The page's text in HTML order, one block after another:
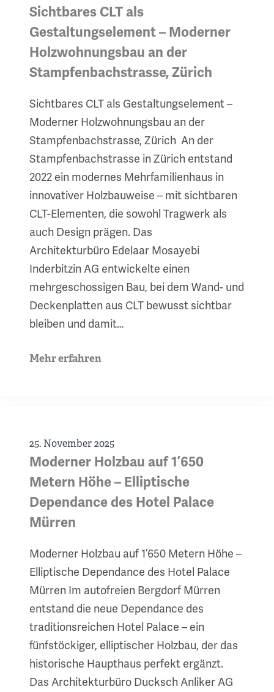
Sichtbares CLT als
Gestaltungselement – Moderner
Holzwohnungsbau an der
Stampfenbachstrasse, Zürich
Sichtbares CLT als Gestaltungselement –
Moderner Holzwohnungsbau an der
Stampfenbachstrasse, Zürich An der
Stampfenbachstrasse in Zürich entstand
2022 ein modernes Mehrfamilienhaus in
innovativer Holzbauweise – mit sichtbaren
CLT-Elementen, die sowohl Tragwerk als
auch Design prägen. Das
Architekturbüro Edelaar Mosayebi
Inderbitzin AG entwickelte einen
mehrgeschossigen Bau, bei dem Wand- und
Deckenplatten aus CLT bewusst sichtbar
bleiben und damit…
Mehr erfahren
25. November 2025
Moderner Holzbau auf 1’650
Metern Höhe – Elliptische
Dependance des Hotel Palace
Mürren
Moderner Holzbau auf 1’650 Metern Höhe –
Elliptische Dependance des Hotel Palace
Mürren Im autofreien Bergdorf Mürren
entstand die neue Dependance des
traditionsreichen Hotel Palace – ein
fünfstöckiger, elliptischer Holzbau, der das
historische Haupthaus perfekt ergänzt.
Das Architekturbüro Ducksch Anliker AG